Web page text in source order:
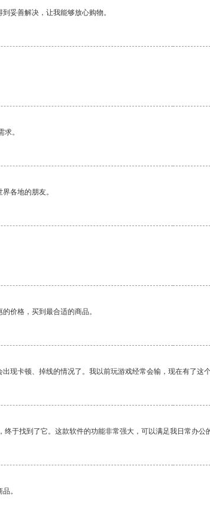
妥善解决，让我能够放心购物。
。
各地的朋友。
价格，买到最合适的商品。
现卡顿、掉线的情况了。我以前玩游戏经常会输，现在有了这
于找到了它。这款软件的功能非常强大，可以满足我日常办公
。